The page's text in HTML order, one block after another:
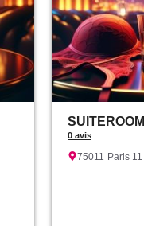
SUITEROOM
0 avis
75011 Paris 11